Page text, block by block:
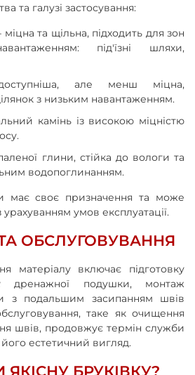
та галузі застосування:
та щільна, підходить для зон
під'їзні шляхи,
але менш міцна,
з низьким навантаженням.
камінь із високою міцністю
глини, стійка до вологи та
водопоглинанням.
має своє призначення та може
умов експлуатації.
ОБСЛУГОВУВАННЯ
матеріалу включає підготовку
дренажної подушки, монтаж
з подальшим засипанням швів
таке як очищення
швів, продовжує термін служби
його естетичний вигляд.
БРУКІВКУ?